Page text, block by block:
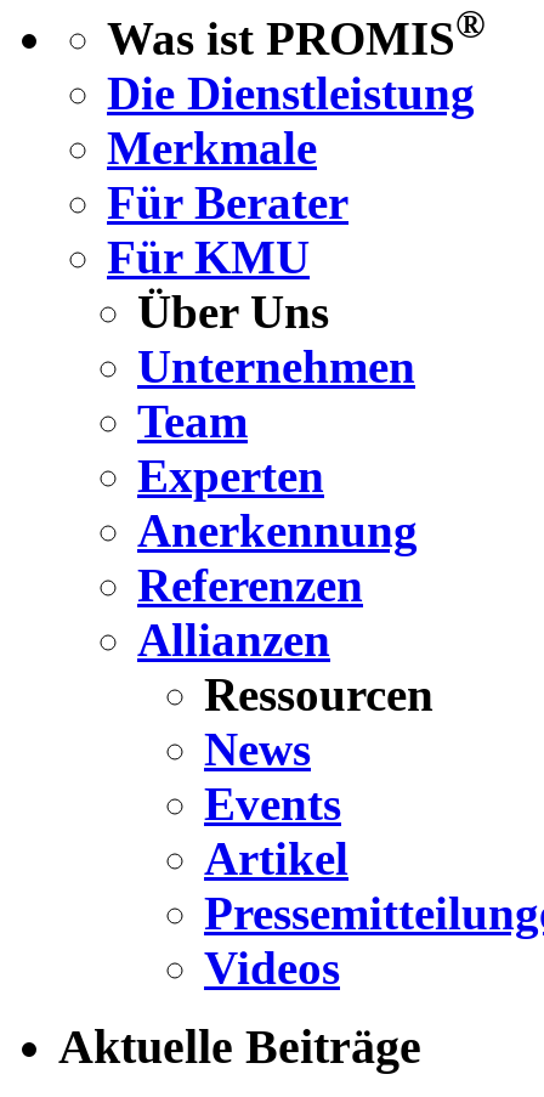
Was ist PROMIS®
Die Dienstleistung
Merkmale
Für Berater
Für KMU
Über Uns
Unternehmen
Team
Experten
Anerkennung
Referenzen
Allianzen
Ressourcen
News
Events
Artikel
Videos
Aktuelle Beiträge